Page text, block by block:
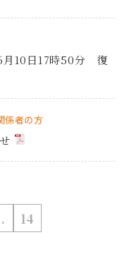
月10日17時50分 復
係者の方
14